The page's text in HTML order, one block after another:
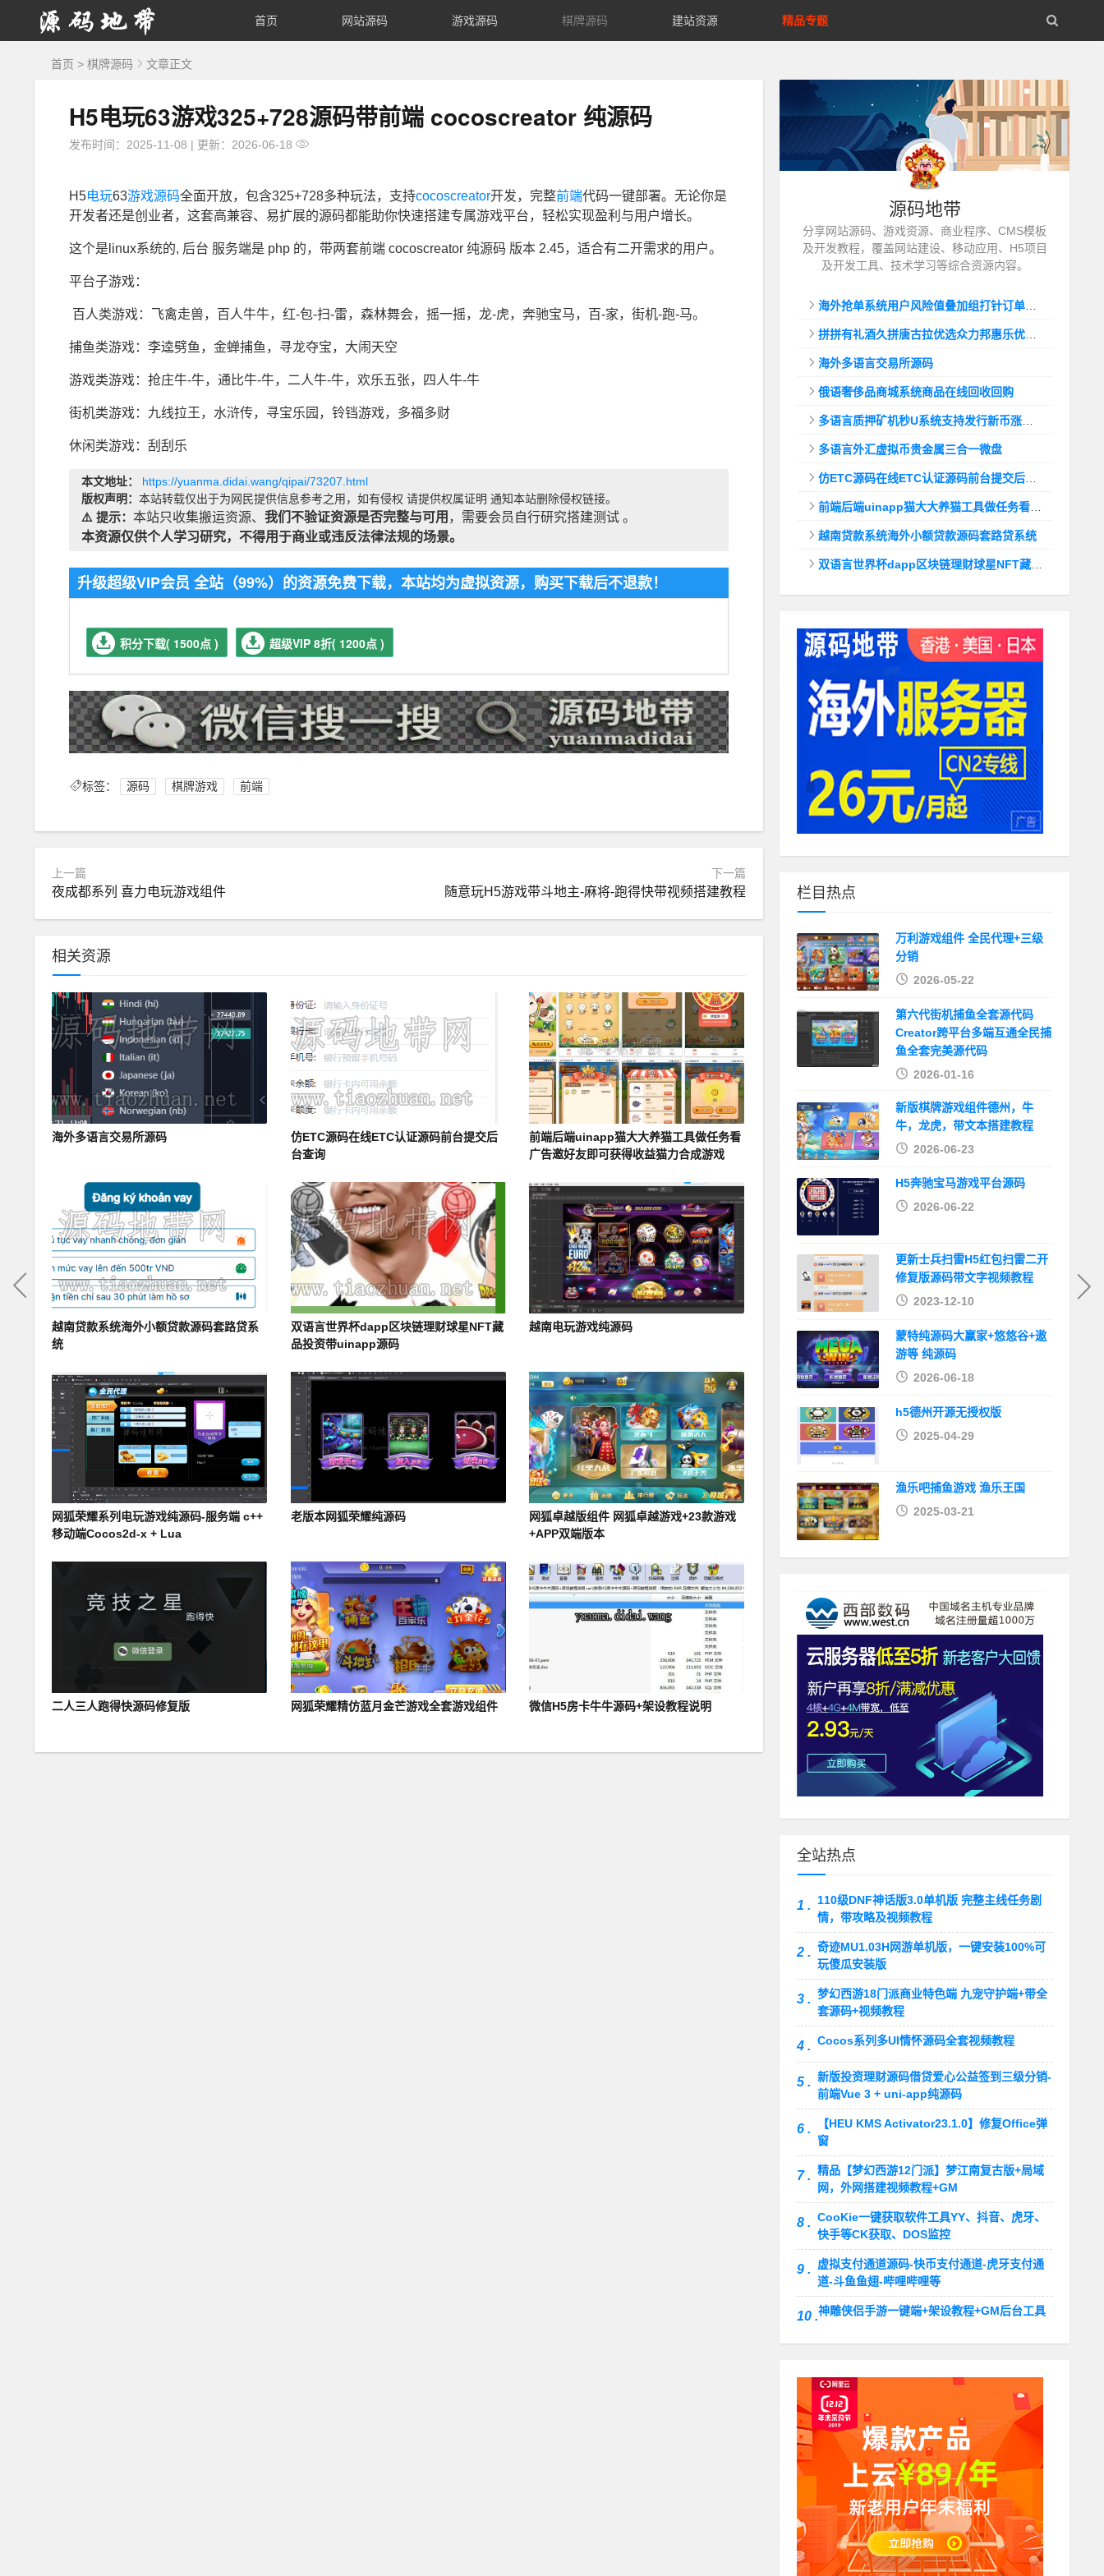
源 首页 网站源码 游戏源码 棋牌源码 建站资源 精品专题
首页 > 棋牌源码 文章正文
H5电玩63游戏325+728源码带前端 cocoscreator 纯源码
发布时间：2025-11-08 | 更新：2026-06-18
H5电玩63游戏源码全面开放，包含325+728多种玩法，支持cocoscreator开发，完整前端代码一键部署。无论你是
开发者还是创业者，这套高兼容、易扩展的源码都能助你快速搭建专属游戏平台，轻松实现盈利与用户增长。
这个是linux系统的, 后台 服务端是 php 的，带两套前端 cocoscreator 纯源码 版本 2.45，适合有二开需求的用户。
平台子游戏：
百人类游戏：飞禽走兽，百人牛牛，红-包-扫-雷，森林舞会，摇一摇，龙-虎，奔驰宝马，百-家，街机-跑-马。
捕鱼类游戏：李逵劈鱼，金蝉捕鱼，寻龙夺宝，大闹天空
游戏类游戏：抢庄牛-牛，通比牛-牛，二人牛-牛，欢乐五张，四人牛-牛
街机类游戏：九线拉王，水浒传，寻宝乐园，铃铛游戏，多福多财
休闲类游戏：刮刮乐
本文地址：
https://yuanma.didai.wang/qipai/73207.html
版权声明： 本站转载仅出于为网民提供信息参考之用，如有侵权 请提供权属证明 通知本站删除侵权链接。
⚠️ 提示： 本站只收集搬运资源、 我们不验证资源是否完整与可用 ，需要会员自行研究搭建测试 。
本资源仅供个人学习研究，不得用于商业或违反法律法规的场景。
升级超级VIP会员 全站（99%）的资源免费下载，本站均为虚拟资源，购买下载后不退款！
积分下载( 1500点 ) 超级VIP 8折( 1200点 )
标签： 源码 棋牌游戏 前端
上一篇
夜成都系列 喜力电玩游戏组件
下一篇
随意玩H5游戏带斗地主-麻将-跑得快带视频搭建教程
相关资源
海外多语言交易所源码
仿ETC源码在线ETC认证源码前台提交后
台查询
前端后端uinapp猫大大养猫工具做任务看
广告邀好友即可获得收益猫力合成游戏
越南贷款系统海外小额贷款源码套路贷系
统
双语言世界杯dapp区块链理财球星NFT藏
品投资带uinapp源码
越南电玩游戏纯源码
网狐荣耀系列电玩游戏纯源码-服务端 c++
移动端Cocos2d-x + Lua
老版本网狐荣耀纯源码
网狐卓越版组件 网狐卓越游戏+23款游戏
+APP双端版本
二人三人跑得快源码修复版 网狐荣耀精仿蓝月金芒游戏全套游戏组件 微信H5房卡牛牛源码+架设教程说明
源码地带
分享网站源码、游戏资源、商业程序、CMS模板
及开发教程，覆盖网站建设、移动应用、H5项目
及开发工具、技术学习等综合资源内容。
海外抢单系统用户风险值叠加组打针订单自动匹配系统
拼拼有礼酒久拼唐古拉优选众力邦惠乐优选养猪拼购拼团返利系统
海外多语言交易所源码
俄语奢侈品商城系统商品在线回收回购
多语言质押矿机秒U系统支持发行新币涨幅调控+代理后台
多语言外汇虚拟币贵金属三合一微盘
仿ETC源码在线ETC认证源码前台提交后台查询
前端后端uinapp猫大大养猫工具做任务看广告邀好友即可获得收益猫力合成游戏
越南贷款系统海外小额贷款源码套路贷系统
双语言世界杯dapp区块链理财球星NFT藏品投资带uinapp源码
栏目热点
万利游戏组件 全民代理+三级
分销
2026-05-22
第六代街机捕鱼全套源代码
Creator跨平台多端互通全民捕
鱼全套完美源代码
2026-01-16
新版棋牌游戏组件德州，牛
牛，龙虎，带文本搭建教程
2026-06-23
H5奔驰宝马游戏平台源码
2026-06-22
更新士兵扫雷H5红包扫雷二开
修复版源码带文字视频教程
2023-12-10
蒙特纯源码大赢家+悠悠谷+遨
游等 纯源码
2026-06-18
h5德州开源无授权版
2025-04-29
渔乐吧捕鱼游戏 渔乐王国
2025-03-21
全站热点
1 . 110级DNF神话版3.0单机版 完整主线任务剧
情，带攻略及视频教程
2 . 奇迹MU1.03H网游单机版，一键安装100%可
玩傻瓜安装版
3 . 梦幻西游18门派商业特色端 九宠守护端+带全
套源码+视频教程
4 . Cocos系列多UI情怀源码全套视频教程
5 . 新版投资理财源码借贷爱心公益签到三级分销-
前端Vue 3 + uni-app纯源码
6 .
【HEU KMS Activator23.1.0】修复Office弹
窗
7 . 精品【梦幻西游12门派】梦江南复古版+局域
网，外网搭建视频教程+GM
8 . CooKie一键获取软件工具YY、抖音、虎牙、
快手等CK获取、DOS监控
9 .
虚拟支付通道源码-快币支付通道-虎牙支付通
道-斗鱼鱼翅-哔哩哔哩等
10 .神雕侠侣手游一键端+架设教程+GM后台工具